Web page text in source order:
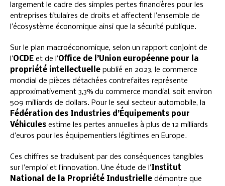
largement le cadre des simples pertes financières pour les
entreprises titulaires de droits et affectent l’ensemble de
l’écosystème économique ainsi que la sécurité publique.
Sur le plan macroéconomique, selon un rapport conjoint de
l’OCDE et de l’Office de l’Union européenne pour la
propriété intellectuelle publié en 2023, le commerce
mondial de pièces détachées contrefaites représente
approximativement 3,3% du commerce mondial, soit environ
509 milliards de dollars. Pour le seul secteur automobile, la
Fédération des Industries d’Équipements pour
Véhicules estime les pertes annuelles à plus de 12 milliards
d’euros pour les équipementiers légitimes en Europe.
Ces chiffres se traduisent par des conséquences tangibles
sur l’emploi et l’innovation. Une étude de l’Institut
National de la Propriété Industrielle démontre que